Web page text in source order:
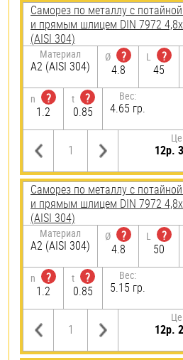
Саморез по металлу с
и прямым шлицем DIN 7972
(AISI 304)
Материал
А2 (AISI 304)
Ø
?
4.8
L
?
45
n
?
1.2
t
?
0.85
Вес:
4.65 гр.
12р.
Саморез по металлу с
и прямым шлицем DIN 7972
(AISI 304)
Материал
А2 (AISI 304)
Ø
?
4.8
L
?
50
n
?
1.2
t
?
0.85
Вес:
5.15 гр.
12р.